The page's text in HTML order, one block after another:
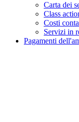
Carta dei
Class
Costi
Servizi in
Pagamenti